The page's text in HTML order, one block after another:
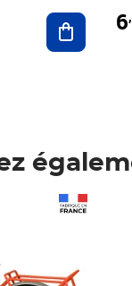
Ajouter 6